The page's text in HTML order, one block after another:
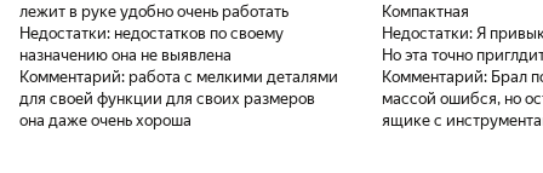
лежит в руке удобно очень работать
Недостатки: недостатков по своему
назначению она не выявлена
Комментарий: работа с мелкими деталями
для своей функции для своих размеров
она даже очень хороша
Компактная
Недостатки: Я
Но эта точно
Комментарий: Брал
массой ошибся, но
ящике с